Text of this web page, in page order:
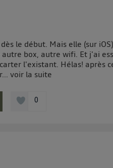
le début. Mais elle (sur
box, autre wifi. Et j'ai
l'existant. Hélas! après
voir la suite
0